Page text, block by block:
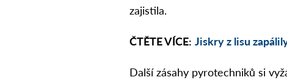
zajistila.
ČTĚTE VÍCE: Jiskry z lisu
Další zásahy pyrotechniků si